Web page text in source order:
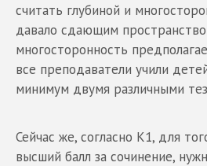
считать глубиной и
давало сдающим
многосторонность
все преподаватели учили
минимум двумя различными
Сейчас же, согласно К1, для
высший балл за сочинение,